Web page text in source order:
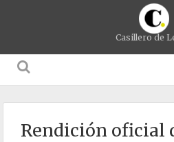
Casillero de
Rendición oficial